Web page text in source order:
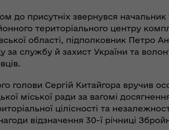
при
подіях та
ситуаціях
Координаційний
питань поводження з
військовополоненими
до присутніх звернувся начальник
територіального центру
області, підполковник Петро
за службу й захист України та
голови Сергій Китайгора вручив
міської ради за вагомі
цілісності та
нагоди відзначення 30-ї річниці